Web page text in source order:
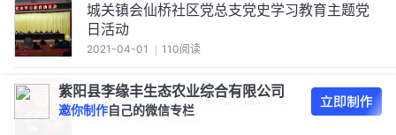
城关镇会仙桥社区党总支党史学习教育主题党
日活动
2021-04-01 110阅读
共驻共建促党建 关爱慰问献爱心
2021-02-05 155阅读
紫阳县李缘丰生态农业综合有限公司
邀你制作 自己的微信专栏